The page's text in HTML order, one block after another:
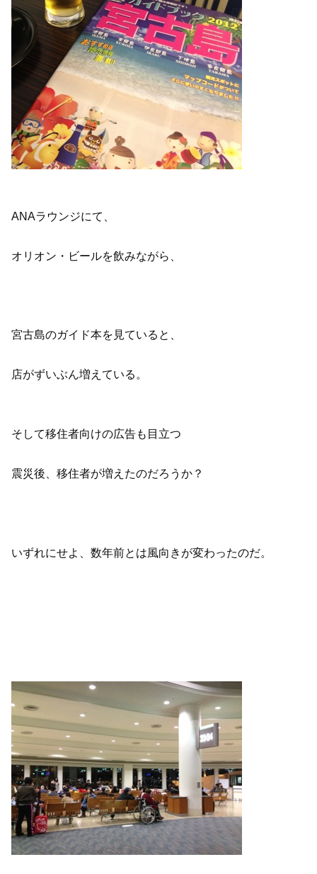
ANAラウンジにて、
オリオン・ビールを飲みながら、
宮古島のガイド本を見ていると、
店がずいぶん増えている。
そして移住者向けの広告も目立つ
震災後、移住者が増えたのだろうか？
いずれにせよ、数年前とは風向きが変わったのだ。